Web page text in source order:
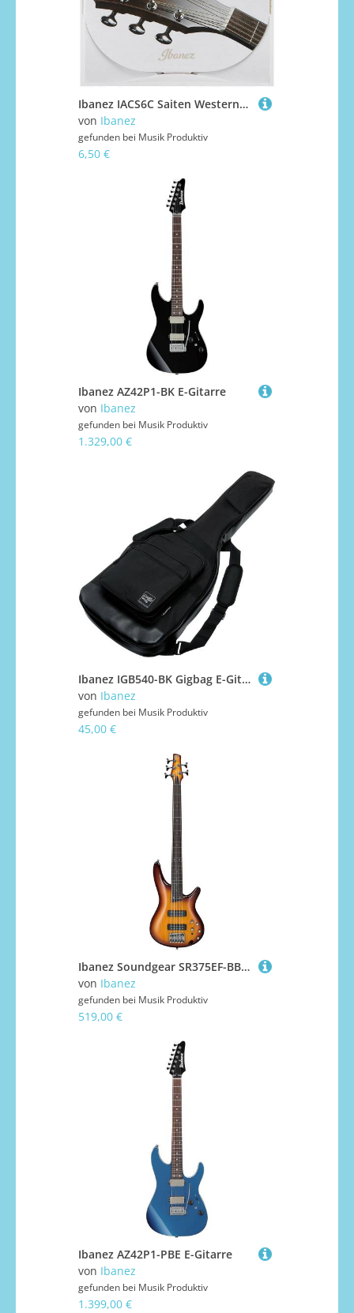
Ibanez IACS6C Saiten Westerngitarre
von Ibanez
gefunden bei Musik Produktiv
6,50 €
Ibanez AZ42P1-BK E-Gitarre
von Ibanez
gefunden bei Musik Produktiv
1.329,00 €
Ibanez IGB540-BK Gigbag E-Gitarre
von Ibanez
gefunden bei Musik Produktiv
45,00 €
Ibanez Soundgear SR375EF-BBT E-Bass fretless
von Ibanez
gefunden bei Musik Produktiv
519,00 €
Ibanez AZ42P1-PBE E-Gitarre
von Ibanez
gefunden bei Musik Produktiv
1.399,00 €